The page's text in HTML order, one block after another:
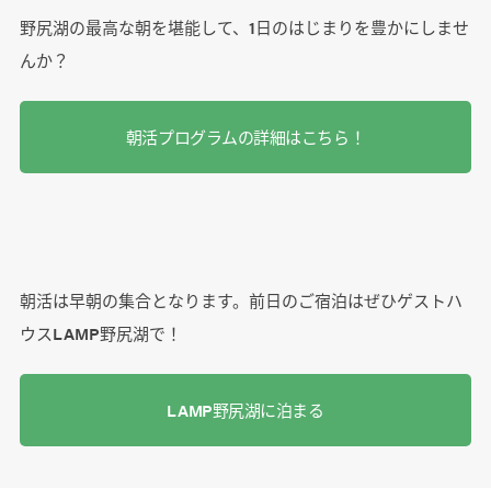
野尻湖の最高な朝を堪能して、1日のはじまりを豊かにしませ
んか？
朝活プログラムの詳細はこちら！
朝活は早朝の集合となります。前日のご宿泊はぜひゲストハ
ウスLAMP野尻湖で！
LAMP野尻湖に泊まる